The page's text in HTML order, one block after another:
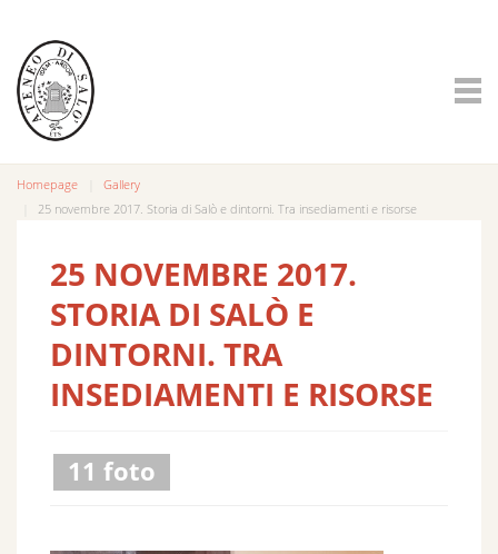
Homepage
Gallery
25 novembre 2017. Storia di Salò e dintorni. Tra insediamenti e risorse
25 NOVEMBRE 2017.
STORIA DI SALÒ E
DINTORNI. TRA
INSEDIAMENTI E RISORSE
11 foto